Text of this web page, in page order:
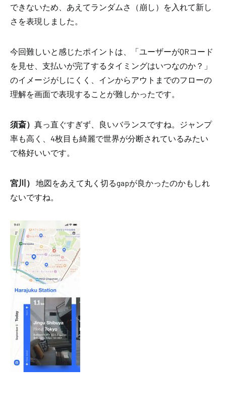
できないため 、あえてランダムさ（崩し）
を入れて新し
さを表現しました。
今回難しいと感じたポイントは、「ユーザーがQRコード
を見せ、支払いが完了するタイミングはいつなのか？」
のイメージがしにくく、インからアウトまでのフローの
理解を画面で表現することが難しかったです。
須斎） 真っ直ぐすぎず、良いバランスですね。ジャンプ
率も高く、4枚目も綺麗で世界が分断されているみたい
で格好いいです。
宮川）
地図をあえて丸く切るgapが良かったのかもしれ
ないですね。